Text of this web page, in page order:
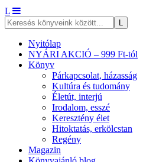
L
Nyitólap
NYÁRI AKCIÓ – 999 Ft-tól
Könyv
Párkapcsolat, házasság
Kultúra és tudomány
Életút, interjú
Irodalom, esszé
Keresztény élet
Hitoktatás, erkölcstan
Regény
Magazin